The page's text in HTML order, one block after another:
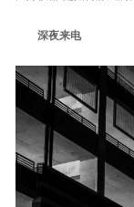
深夜来电